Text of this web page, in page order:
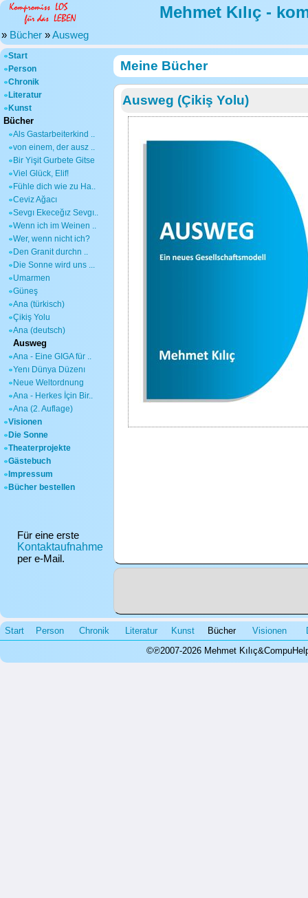
Mehmet Kılıç -
» Bücher »Ausweg
Start
Person
Chronik
Literatur
Kunst
Bücher
Als Gastarbeiterkind ..
von einem, der ausz ..
Bir Yişit Gurbete Gitse
Viel Glück, Elif!
Fühle dich wie zu Ha..
Ceviz Ağacı
Sevgı Ekeceğız Sevgı..
Wenn ich im Weinen ..
Wer, wenn nicht ich?
Den Granit durchn ..
Die Sonne wird uns ...
Umarmen
Güneş
Ana (türkisch)
Çikiş Yolu
Ana (deutsch)
Ausweg
Ana - Eine GIGA für ..
Yenı Dünya Düzenı
Neue Weltordnung
Ana - Herkes İçin Bir..
Ana (2. Auflage)
Visionen
Die Sonne
Theaterprojekte
Gästebuch
Impressum
Bücher bestellen
Für eine erste
Kontaktaufnahme
per e-Mail.
Meine Bücher
Ausweg (Çikiş Yolu)
Start Person Chronik Literatur Kunst Bücher Visionen
©℗2007-2026 Mehmet